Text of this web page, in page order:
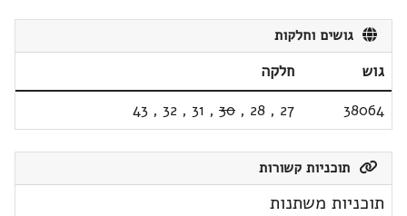
גושים וחלקות
גוש
חלקה
38064
27
,
28
,
30
,
31
,
32
,
43
תוכניות קשורות
תוכניות משתנות